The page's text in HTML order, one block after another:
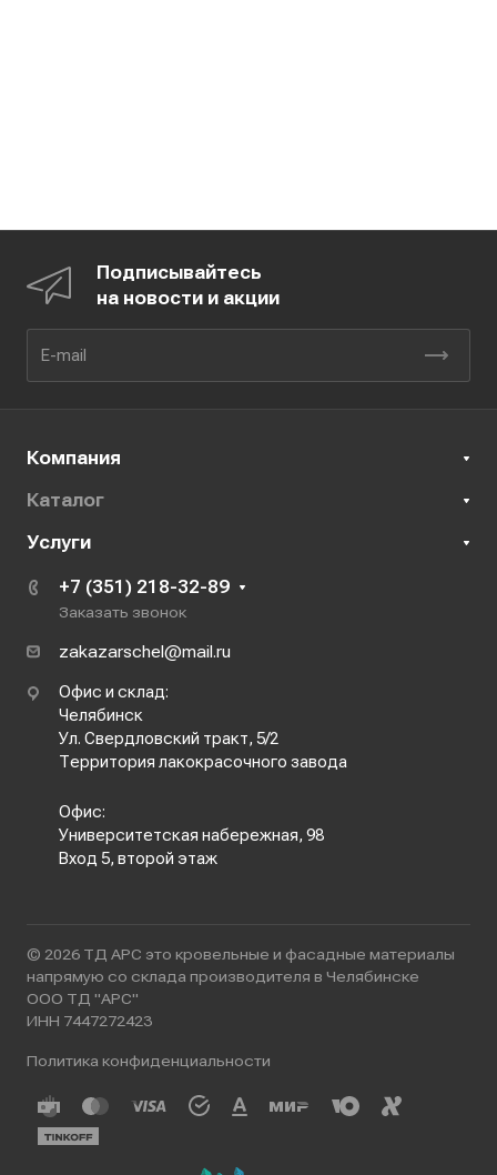
Подписывайтесь
на новости и акции
Компания
Каталог
Услуги
+7 (351) 218-32-89
Заказать звонок
zakazarschel@mail.ru
Офис и склад:
Челябинск
Ул. Свердловский тракт, 5/2
Территория лакокрасочного завода
Офис:
Университетская набережная, 98
Вход 5, второй этаж
© 2026 ТД АРС это кровельные и фасадные материалы
напрямую со склада производителя в Челябинске
ООО ТД "АРС"
ИНН 7447272423
Политика конфиденциальности